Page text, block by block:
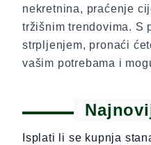
nekretnina, praćenje
tržišnim trendovima. S
strpljenjem, pronaći
vašim potrebama i
Isplati li se kupnja